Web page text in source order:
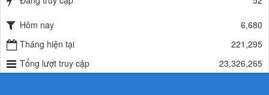
Lượt xem:486 | lượt tải:337
225/QĐ-BQLKKT
năm 2024
Lượt xem:601 | lượt tải:650
Hôm nay
6,680
Tháng hiện tại
221,295
Tổng lượt truy cập
23,326,265